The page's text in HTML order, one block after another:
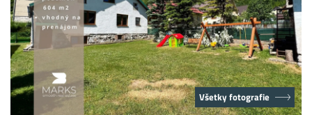
Všetky fotografie